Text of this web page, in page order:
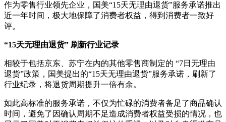
作为零售行业领先企业，国美“15天无理由退货”服务承诺推出
近一年时间，极大地保障了消费者权益，得到消费者一致好
评。
“15天无理由退货” 刷新行业记录
相较于包括京东、苏宁在内的其他零售商制定的 “7日无理由
退货”政策，国美提出的“15天无理由退货”服务承诺，刷新了
行业纪录，将退货周期提升一倍有余。
如此高标准的服务承诺，不仅为忙碌的消费者备足了商品确认
时间，避免了因确认周期不足造成消费者权益受损的情况，也